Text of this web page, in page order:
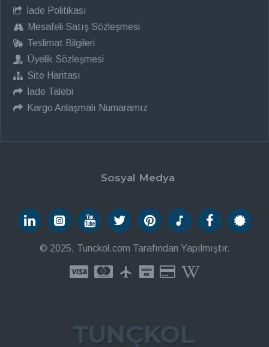
İade Politikası
Mesafeli Satış Sözleşmesi
Teslimat Bilgileri
Üyelik Sözleşmesi
Site Haritası
İade Talebi
Kargo Anlaşmalı Numaramız
Sosyal Medya
© 2025, Tunckol.com Tarafından Yapılmıştır.
TUNÇKOL